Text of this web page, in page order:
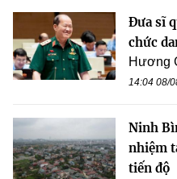
Đưa sĩ
chức
Hương
14:04 08/
Ninh
nhiệm
tiến độ